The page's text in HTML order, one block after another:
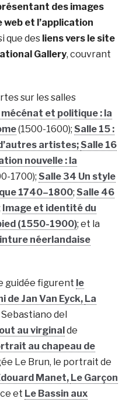
des images
et l’application
que des liens vers le site
Gallery, couvrant
sur les salles
mécénat et politique : la
(1500-1600); Salle 15 :
artistes;Salle 16
nouvelle : la
1700); Salle 34 Un style
1740–1800; Salle 46
Image et identité du
(1550-1900); et la
néerlandaise
guidée figurent le
de Jan Van Eyck, La
del
au virginalde
au chapeau de
Le Brun, le portrait de
Manet, Le Garçon
et Le Bassin aux